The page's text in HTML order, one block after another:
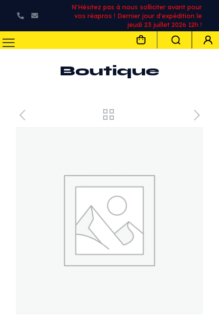
N'Hésitez pas à nous solliciter avant pour
vos réapros ! Dernier jour d'expédition le
jeudi 23 juillet 2026 12h !
Boutique